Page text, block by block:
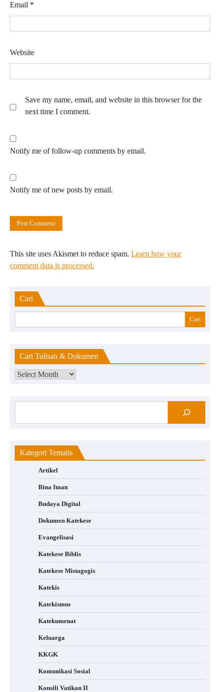
Email *
Website
Save my name, email, and website in this browser for the
next time I comment.
Notify me of follow-up comments by email.
Notify me of new posts by email.
This site uses Akismet to reduce spam. Learn how your
comment data is processed.
Cari
Cari
Cari Tulisan & Dokumen
Kategori Tematis
Artikel
Bina Iman
Budaya Digital
Dokumen Katekese
Evangelisasi
Katekese Biblis
Katekese Mistagogis
Katekis
Katekismus
Katekumenat
Keluarga
KKGK
Komunikasi Sosial
Konsili Vatikan II